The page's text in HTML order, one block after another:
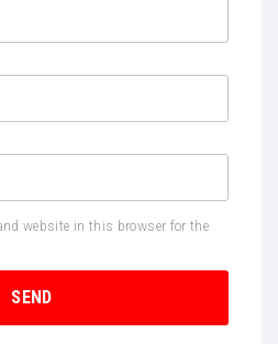
website in this browser for the